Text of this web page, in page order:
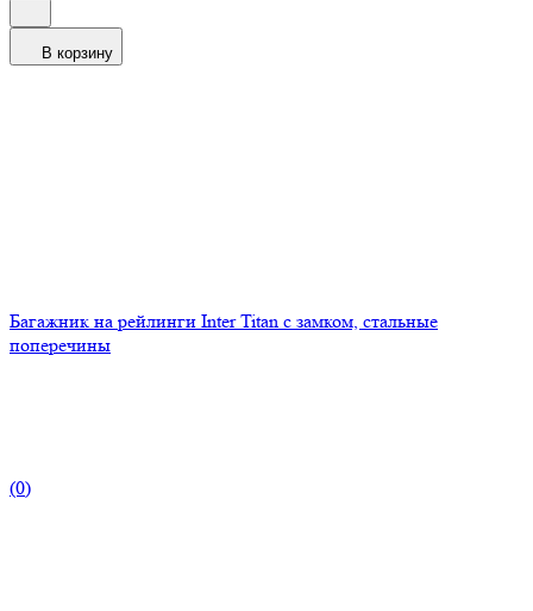
В корзину
Багажник на рейлинги Inter Titan с замком, стальные
поперечины
(0)